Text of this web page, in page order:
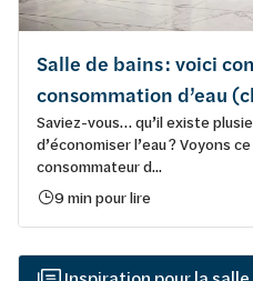
Salle de bains : voici
consommation d’eau
Saviez-vous… qu’il existe
d’économiser l’eau ? Voyons
consommateur d...
9 min pour lire